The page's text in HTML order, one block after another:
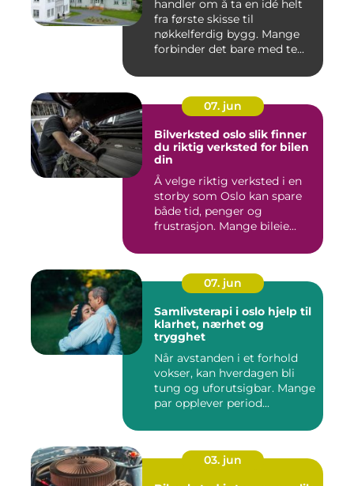
handler om å ta en idé helt
fra første skisse til
nøkkelferdig bygg. Mange
forbinder det bare med te...
07. jun
Bilverksted oslo slik finner
du riktig verksted for bilen
din
Å velge riktig verksted i en
storby som Oslo kan spare
både tid, penger og
frustrasjon. Mange bileie...
07. jun
Samlivsterapi i oslo hjelp til
klarhet, nærhet og
trygghet
Når avstanden i et forhold
vokser, kan hverdagen bli
tung og uforutsigbar. Mange
par opplever period...
03. jun